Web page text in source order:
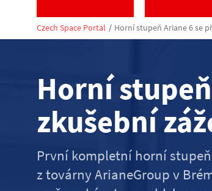
Czech Space Portal / Horní stupeň Ariane 6 se
Horní
zkušební
První kompletní horní
z továrny ArianeGroup v